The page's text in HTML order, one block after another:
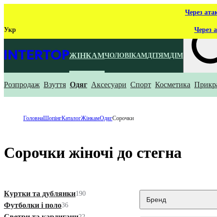
Через
Укр Через
ЖІНКАМЧОЛОВІКАМДІТЯМДІМ
Що ти
Розпродаж Взуття Одяг Аксесуари Спорт Косметика
ГоловнаШопінгКаталогЖінкамОдягСорочки
Сорочки жіночі до стегна
Куртки та дублянки190
Футболки і поло36
Бренд